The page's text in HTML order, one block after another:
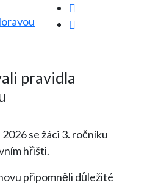
pravidla
se žáci 3. ročníku
hřišti.
připomněli důležité